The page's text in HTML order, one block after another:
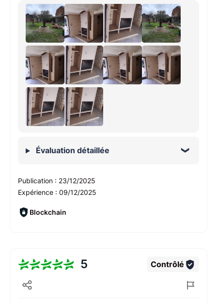
Évaluation détaillée
Publication : 23/12/2025
Expérience : 09/12/2025
Blockchain
5 Contrôlé